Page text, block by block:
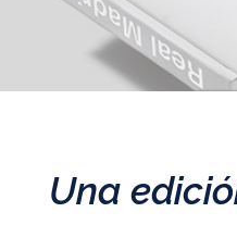
Una